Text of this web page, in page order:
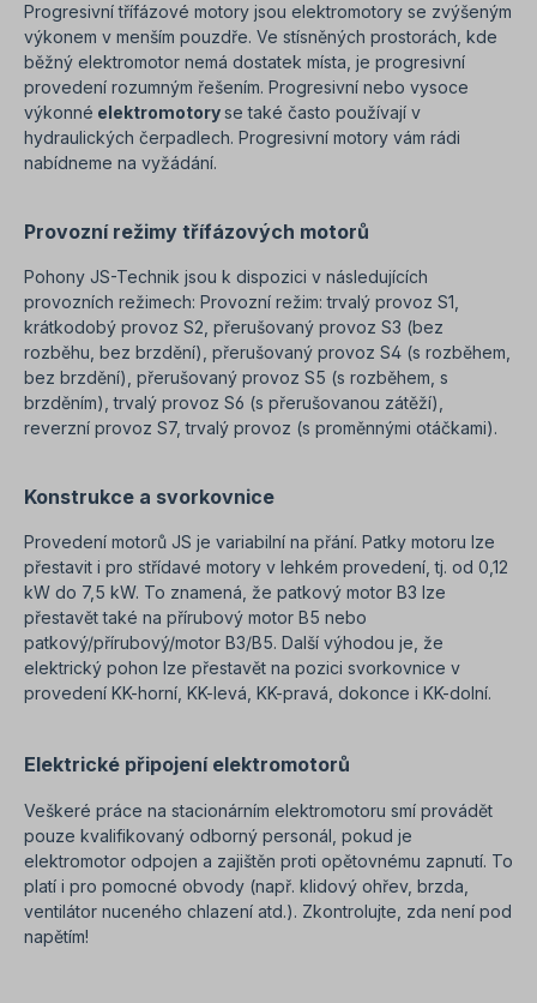
Progresivní třífázové motory jsou elektromotory se zvýšeným
výkonem v menším pouzdře. Ve stísněných prostorách, kde
běžný elektromotor nemá dostatek místa, je progresivní
provedení rozumným řešením. Progresivní nebo vysoce
výkonné elektromotoryse také často používají v
hydraulických čerpadlech. Progresivní motory vám rádi
nabídneme na vyžádání.
Provozní režimy třífázových motorů
Pohony JS-Technik jsou k dispozici v následujících
provozních režimech: Provozní režim: trvalý provoz S1,
krátkodobý provoz S2, přerušovaný provoz S3 (bez
rozběhu, bez brzdění), přerušovaný provoz S4 (s rozběhem,
bez brzdění), přerušovaný provoz S5 (s rozběhem, s
brzděním), trvalý provoz S6 (s přerušovanou zátěží),
reverzní provoz S7, trvalý provoz (s proměnnými otáčkami).
Konstrukce a svorkovnice
Provedení motorů JS je variabilní na přání. Patky motoru lze
přestavit i pro střídavé motory v lehkém provedení, tj. od 0,12
kW do 7,5 kW. To znamená, že patkový motor B3 lze
přestavět také na přírubový motor B5 nebo
patkový/přírubový/motor B3/B5. Další výhodou je, že
elektrický pohon lze přestavět na pozici svorkovnice v
provedení KK-horní, KK-levá, KK-pravá, dokonce i KK-dolní.
Elektrické připojení elektromotorů
Veškeré práce na stacionárním elektromotoru smí provádět
pouze kvalifikovaný odborný personál, pokud je
elektromotor odpojen a zajištěn proti opětovnému zapnutí. To
platí i pro pomocné obvody (např. klidový ohřev, brzda,
ventilátor nuceného chlazení atd.). Zkontrolujte, zda není pod
napětím!